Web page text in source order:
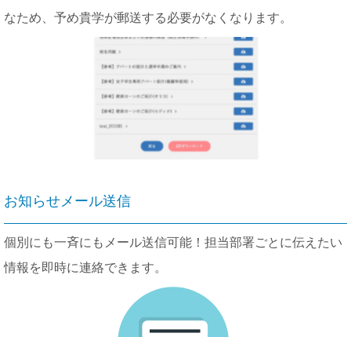
なため、予め貴学が郵送する必要がなくなります。
お知らせメール送信
個別にも一斉にもメール送信可能！担当部署ごとに伝えたい
情報を即時に連絡できます。